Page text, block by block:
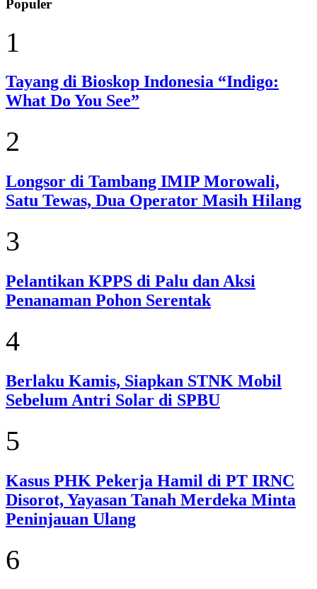
Populer
1
Tayang di Bioskop Indonesia “Indigo:
What Do You See”
2
Longsor di Tambang IMIP Morowali,
Satu Tewas, Dua Operator Masih Hilang
3
Pelantikan KPPS di Palu dan Aksi
Penanaman Pohon Serentak
4
Berlaku Kamis, Siapkan STNK Mobil
Sebelum Antri Solar di SPBU
5
Kasus PHK Pekerja Hamil di PT IRNC
Disorot, Yayasan Tanah Merdeka Minta
Peninjauan Ulang
6